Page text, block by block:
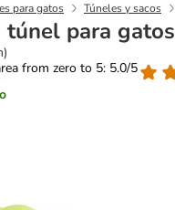
para gatos Túneles y sacos
para gatos
from zero to 5: 5.0/5